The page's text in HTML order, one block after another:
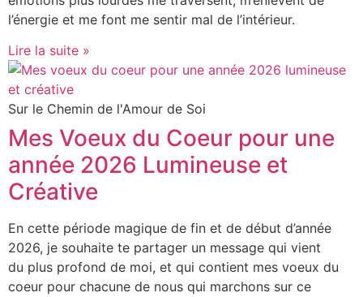
l’énergie et me font me sentir mal de l’intérieur.
Lire la suite »
Sur le Chemin de l'Amour de Soi
Mes Voeux du Coeur pour une
année 2026 Lumineuse et
Créative
En cette période magique de fin et de début d’année
2026, je souhaite te partager un message qui vient
du plus profond de moi, et qui contient mes voeux du
coeur pour chacune de nous qui marchons sur ce